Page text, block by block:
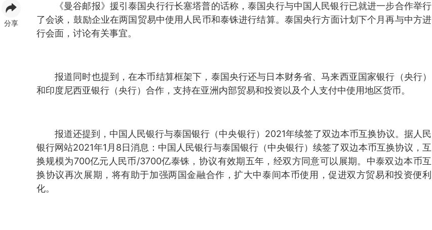
分享
《曼谷邮报》援引泰国央行行长塞塔普的话称，泰国央行与中国人民银行已就进一步合作举行
了会谈，鼓励企业在两国贸易中使用人民币和泰铢进行结算。泰国央行方面计划下个月再与中方进
行会面，讨论有关事宜。
报道同时也提到，在本币结算框架下，泰国央行还与日本财务省、马来西亚国家银行（央行）
和印度尼西亚银行（央行）合作，支持在亚洲内部贸易和投资以及个人支付中使用地区货币。
报道还提到，中国人民银行与泰国银行（中央银行）2021年续签了双边本币互换协议。据人民
银行网站2021年1月8日消息：中国人民银行与泰国银行（中央银行）续签了双边本币互换协议，互
换规模为700亿元人民币/3700亿泰铢，协议有效期五年，经双方同意可以展期。中泰双边本币互
换协议再次展期，将有助于加强两国金融合作，扩大中泰间本币使用，促进双方贸易和投资便利
化。